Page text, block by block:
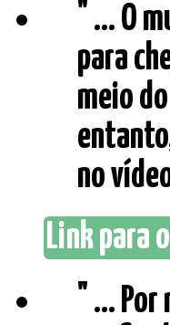
" ... O
para
meio
no
Link para
" ...